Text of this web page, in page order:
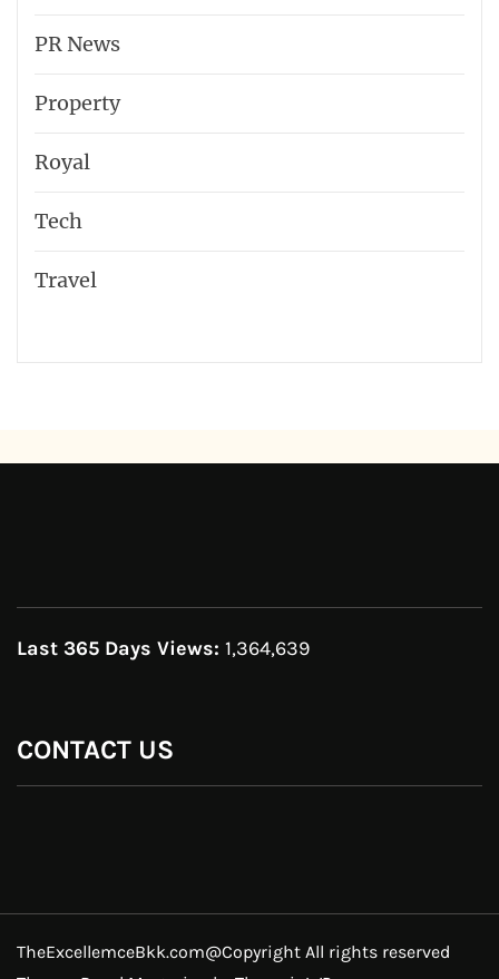
PR News
Property
Royal
Tech
Travel
Last 365 Days Views: 1,364,639
CONTACT US
TheExcellemceBkk.com@Copyright All rights reserved